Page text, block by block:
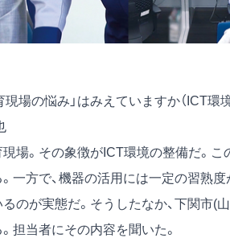
場の悩み」はみえていますか（ICT環
場。その象徴がICT環境の整備だ。こ
一方で、機器の活用には一定の習熟度
のが実態だ。そうしたなか、下関市(
担当者にその内容を聞いた。